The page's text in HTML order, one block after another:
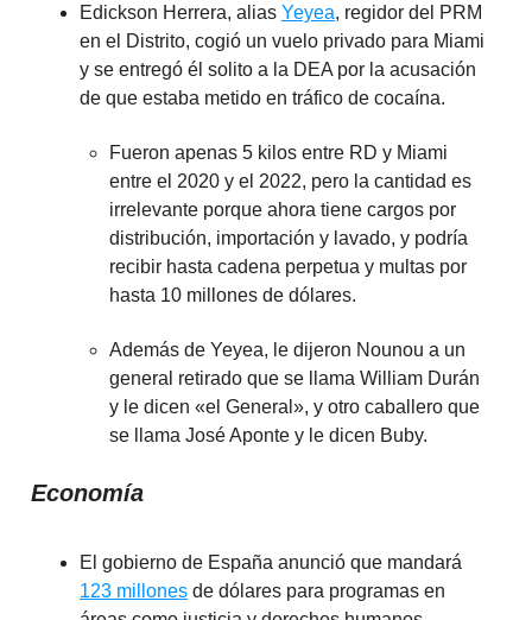
Edickson Herrera, alias Yeyea, regidor del PRM
en el Distrito, cogió un vuelo privado para Miami
y se entregó él solito a la DEA por la acusación
de que estaba metido en tráfico de cocaína.
Fueron apenas 5 kilos entre RD y Miami
entre el 2020 y el 2022, pero la cantidad es
irrelevante porque ahora tiene cargos por
distribución, importación y lavado, y podría
recibir hasta cadena perpetua y multas por
hasta 10 millones de dólares.
Además de Yeyea, le dijeron Nounou a un
general retirado que se llama William Durán
y le dicen «el General», y otro caballero que
se llama José Aponte y le dicen Buby.
Economía
El gobierno de España anunció que mandará
123 millones de dólares para programas en